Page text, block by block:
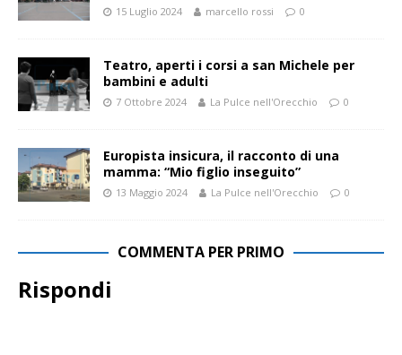
15 Luglio 2024 marcello rossi 0
Teatro, aperti i corsi a san Michele per
bambini e adulti
7 Ottobre 2024 La Pulce nell'Orecchio 0
Europista insicura, il racconto di una
mamma: “Mio figlio inseguito”
13 Maggio 2024 La Pulce nell'Orecchio 0
COMMENTA PER PRIMO
Rispondi